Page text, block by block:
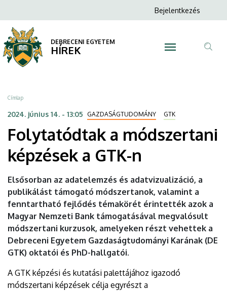
módszertani
képzések
a
GTK-
n
DEBRECENI
EGYETEM
a
tartalomra
Anonim
menüje
Bejelentkezés
DEBRECENI EGYETEM
HÍREK
Morzsa
Címlap
2024. június 14. - 13:05 GAZDASÁGTUDOMÁNY GTK
Folytatódtak a módszertani
képzések a GTK-n
Elsősorban az adatelemzés és adatvizualizáció, a
publikálást támogató módszertanok, valamint a
fenntartható fejlődés témakörét érintették azok a
Magyar Nemzeti Bank támogatásával megvalósult
módszertani kurzusok, amelyeken részt vehettek a
Debreceni Egyetem Gazdaságtudományi Karának (DE
GTK) oktatói és PhD-hallgatói.
A GTK képzési és kutatási palettájához igazodó
módszertani képzések célja egyrészt a